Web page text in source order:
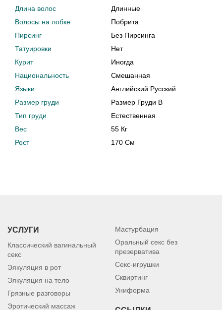
Длина волос
Длинные
Волосы на лобке
Побрита
Пирсинг
Без Пирсинга
Татуировки
Нет
Курит
Иногда
Национальность
Смешанная
Языки
Английский Русский
Размер груди
Размер Груди B
Тип груди
Естественная
Вес
55 Кг
Рост
170 См
УСЛУГИ
Классический вагинальный
секс
Эякуляция в рот
Эякуляция на тело
Грязные разговоры
Эротический массаж
Мастурбация
Оральный секс без
презерватива
Секс-игрушки
Сквиртинг
Униформа